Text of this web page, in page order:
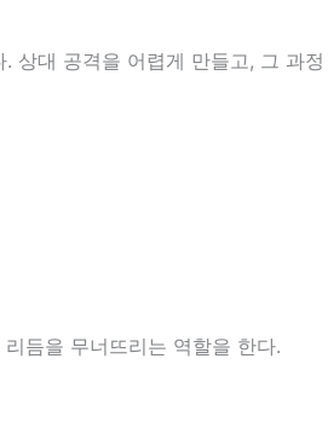
상대 공격을 어렵게 만들고, 그 과정
듬을 무너뜨리는 역할을 한다.